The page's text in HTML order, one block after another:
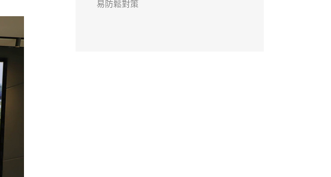
易防鬆對策